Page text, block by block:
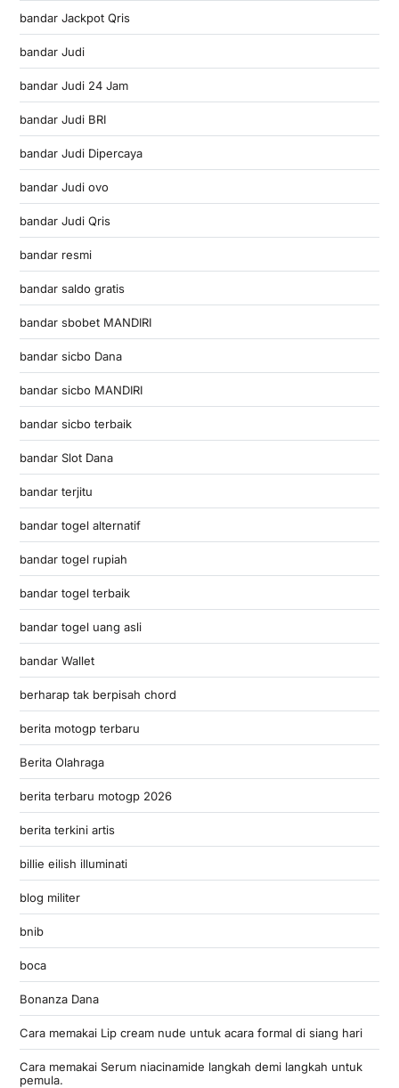
bandar Jackpot Qris
bandar Judi
bandar Judi 24 Jam
bandar Judi BRI
bandar Judi Dipercaya
bandar Judi ovo
bandar Judi Qris
bandar resmi
bandar saldo gratis
bandar sbobet MANDIRI
bandar sicbo Dana
bandar sicbo MANDIRI
bandar sicbo terbaik
bandar Slot Dana
bandar terjitu
bandar togel alternatif
bandar togel rupiah
bandar togel terbaik
bandar togel uang asli
bandar Wallet
berharap tak berpisah chord
berita motogp terbaru
Berita Olahraga
berita terbaru motogp 2026
berita terkini artis
billie eilish illuminati
blog militer
bnib
boca
Bonanza Dana
Cara memakai Lip cream nude untuk acara formal di siang hari
Cara memakai Serum niacinamide langkah demi langkah untuk
pemula.